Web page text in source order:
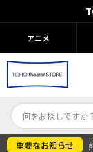
アニメ